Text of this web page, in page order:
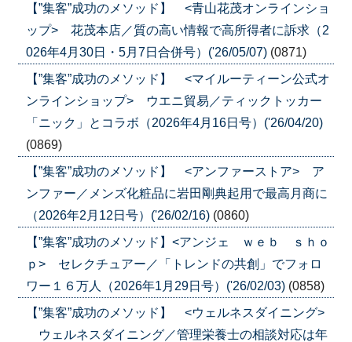
【”集客”成功のメソッド】 <青山花茂オンラインショ
ップ> 花茂本店／質の高い情報で高所得者に訴求（2
026年4月30日・5月7日合併号）('26/05/07) (0871)
【”集客”成功のメソッド】 <マイルーティーン公式オ
ンラインショップ> ウエニ貿易／ティックトッカー
「ニック」とコラボ（2026年4月16日号）('26/04/20)
(0869)
【”集客”成功のメソッド】 <アンファーストア> ア
ンファー／メンズ化粧品に岩田剛典起用で最高月商に
（2026年2月12日号）('26/02/16) (0860)
【”集客”成功のメソッド】<アンジェ ｗｅｂ ｓｈｏ
ｐ> セレクチュアー／「トレンドの共創」でフォロ
ワー１６万人（2026年1月29日号）('26/02/03) (0858)
【”集客”成功のメソッド】 <ウェルネスダイニング>
ウェルネスダイニング／管理栄養士の相談対応は年